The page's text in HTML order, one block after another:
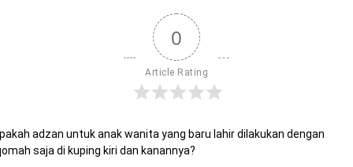
0
Article Rating
adzan untuk anak wanita yang baru lahir dilakukan dengan
saja di kuping kiri dan kanannya?